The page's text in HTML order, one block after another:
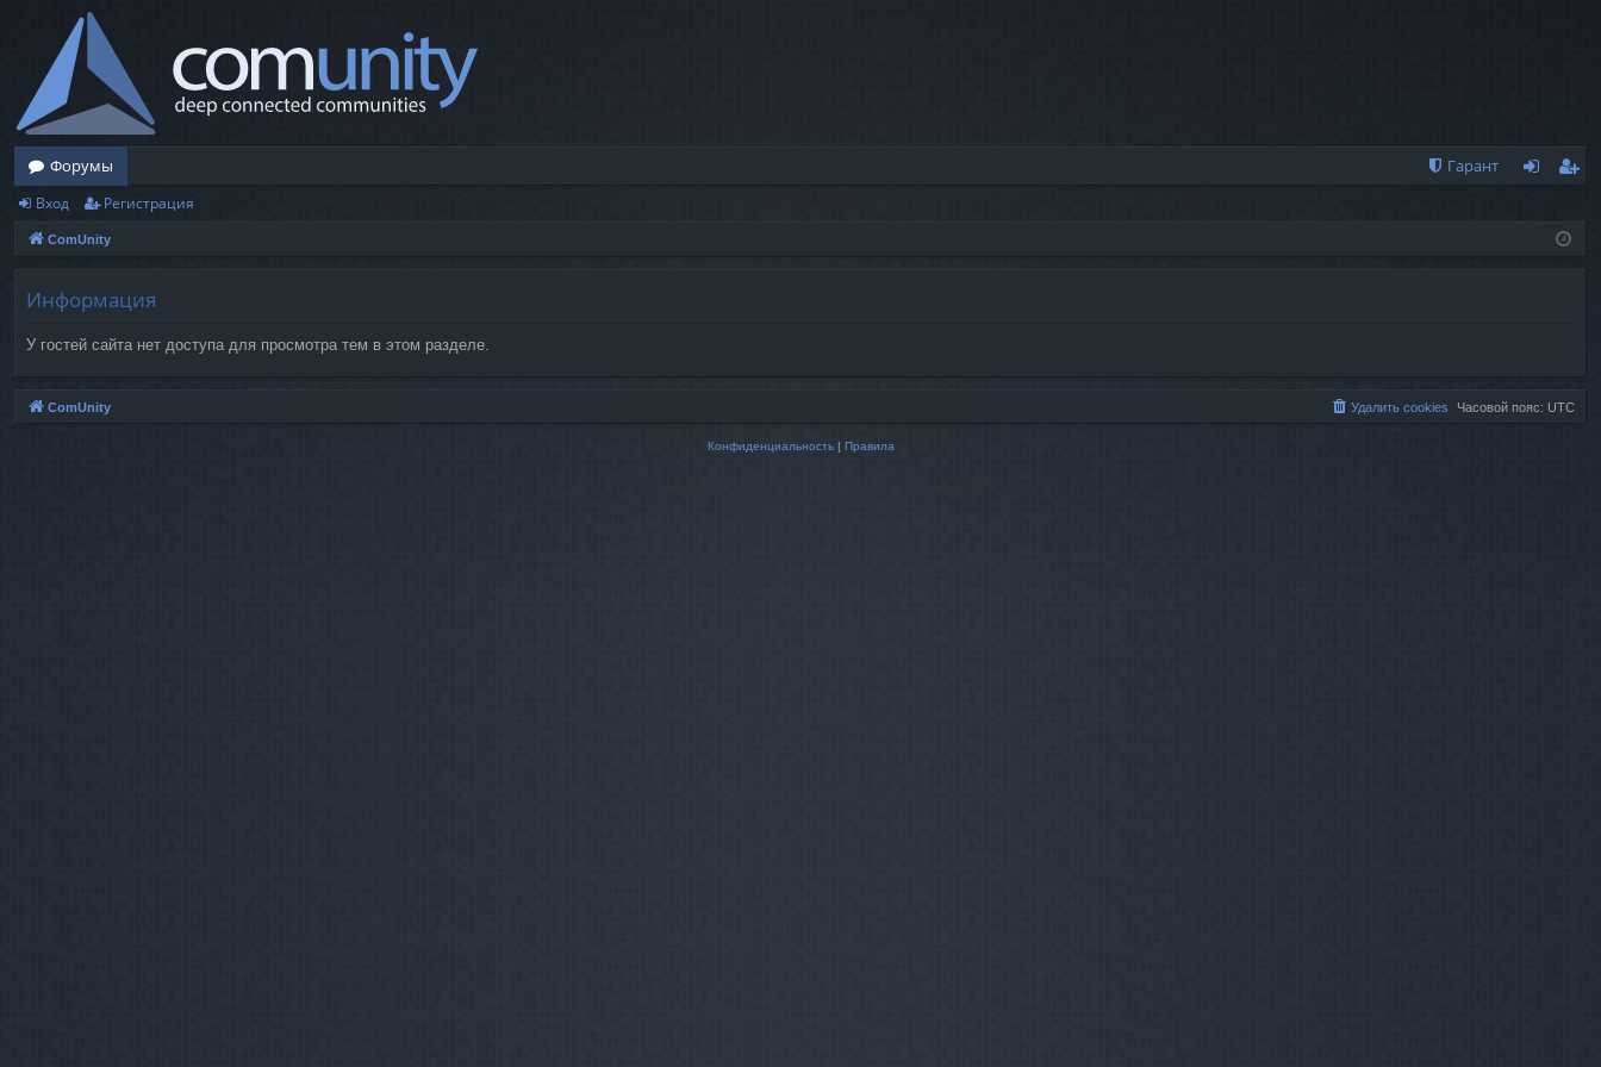
Форумы
Гарант
ис
Вход Регистрация
ComUnity
Информация
У гостей сайта нет доступа для просмотра тем в этом разделе.
ComUnity Часовой пояс: UTC
Удалить cookies
Конфиденциальность| Правила